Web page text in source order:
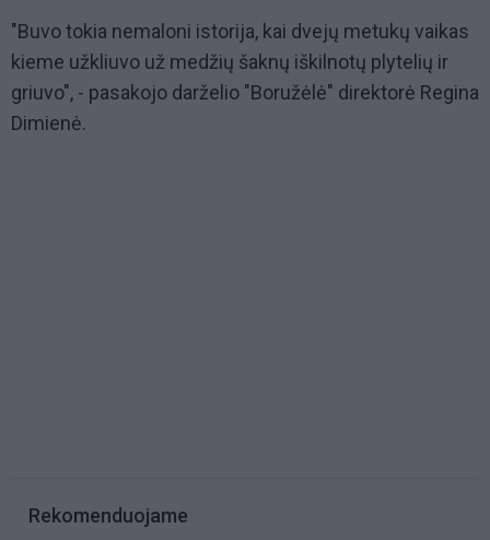
"Buvo tokia nemaloni istorija, kai dvejų metukų vaikas
kieme užkliuvo už medžių šaknų iškilnotų plytelių ir
griuvo", - pasakojo darželio "Boružėlė" direktorė Regina
Dimienė.
Rekomenduojame